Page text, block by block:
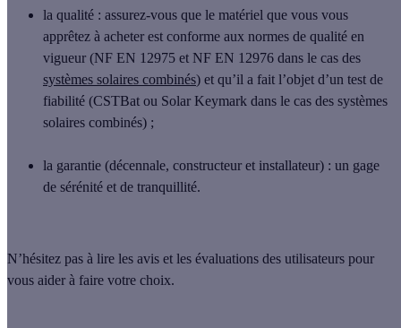
la qualité : assurez-vous que le matériel que vous vous
apprêtez à acheter est conforme aux normes de qualité en
vigueur (NF EN 12975 et NF EN 12976 dans le cas des
systèmes solaires combinés) et qu’il a fait l’objet d’un test de
fiabilité (CSTBat ou Solar Keymark dans le cas des systèmes
solaires combinés) ;
la garantie (décennale, constructeur et installateur) : un gage
de sérénité et de tranquillité.
N’hésitez pas à lire les avis et les évaluations des utilisateurs pour
vous aider à faire votre choix.